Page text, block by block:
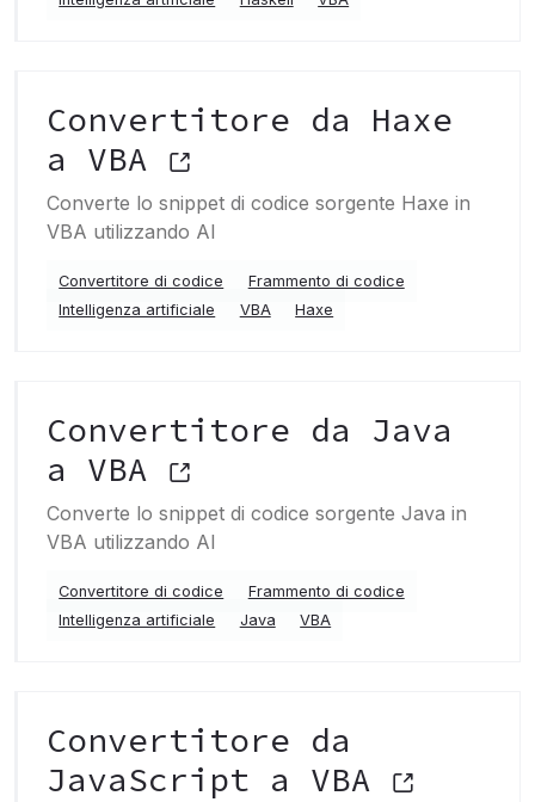
Convertitore da Haxe
a VBA
Converte lo snippet di codice sorgente Haxe in
VBA utilizzando AI
Convertitore di codice
Frammento di codice
Intelligenza artificiale
VBA Haxe
Convertitore da Java
a VBA
Converte lo snippet di codice sorgente Java in
VBA utilizzando AI
Convertitore di codice
Frammento di codice
Intelligenza artificiale
Java VBA
Convertitore da
JavaScript a VBA